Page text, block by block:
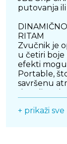
putovanja
RITAM
Zvučnik je
u četiri boje
efekti
Portable,
savršenu
kontrolom.
+ prikaži sve